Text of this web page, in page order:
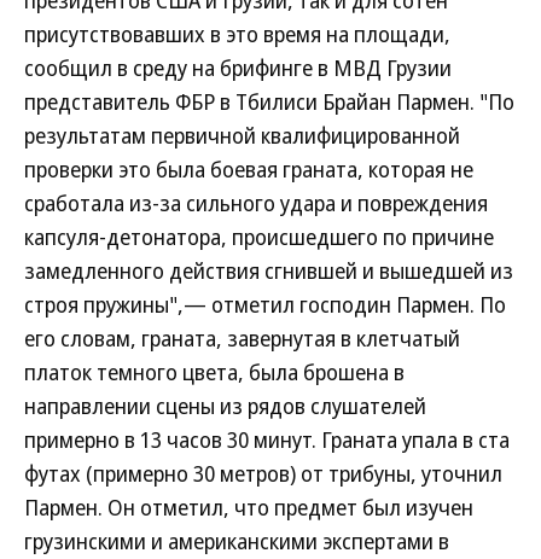
присутствовавших в это время на площади,
сообщил в среду на брифинге в МВД Грузии
представитель ФБР в Тбилиси Брайан Пармен. "По
результатам первичной квалифицированной
проверки это была боевая граната, которая не
сработала из-за сильного удара и повреждения
капсуля-детонатора, происшедшего по причине
замедленного действия сгнившей и вышедшей из
строя пружины",— отметил господин Пармен. По
его словам, граната, завернутая в клетчатый
платок темного цвета, была брошена в
направлении сцены из рядов слушателей
примерно в 13 часов 30 минут. Граната упала в ста
футах (примерно 30 метров) от трибуны, уточнил
Пармен. Он отметил, что предмет был изучен
грузинскими и американскими экспертами в